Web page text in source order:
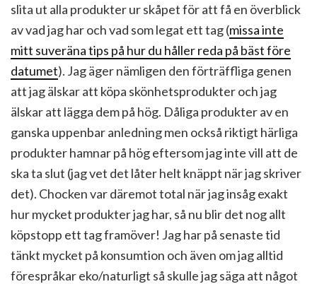
slita ut alla produkter ur skåpet för att få en överblick
av vad jag har och vad som legat ett tag (missa inte
mitt suveräna tips på hur du håller reda på bäst före
datumet). Jag äger nämligen den förträffliga genen
att jag älskar att köpa skönhetsprodukter och jag
älskar att lägga dem på hög. Dåliga produkter av en
ganska uppenbar anledning men också riktigt härliga
produkter hamnar på hög eftersom jag inte vill att de
ska ta slut (jag vet det låter helt knäppt när jag skriver
det). Chocken var däremot total när jag insåg exakt
hur mycket produkter jag har, så nu blir det nog allt
köpstopp ett tag framöver! Jag har på senaste tid
tänkt mycket på konsumtion och även om jag alltid
förespråkar eko/naturligt så skulle jag säga att något